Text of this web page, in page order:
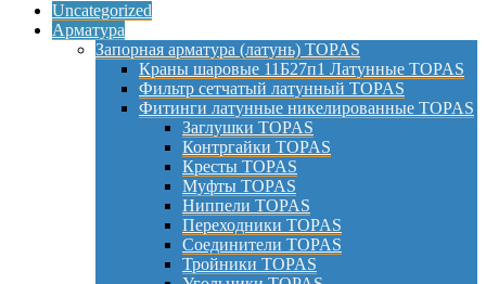
Uncategorized
Арматура
Запорная арматура (латунь) TOPAS
Краны шаровые 11Б27п1 Латунные TOPAS
Фильтр сетчатый латунный TOPAS
Фитинги латунные никелированные TOPAS
Заглушки TOPAS
Контргайки TOPAS
Кресты TOPAS
Муфты TOPAS
Ниппели TOPAS
Переходники TOPAS
Соединители TOPAS
Тройники TOPAS